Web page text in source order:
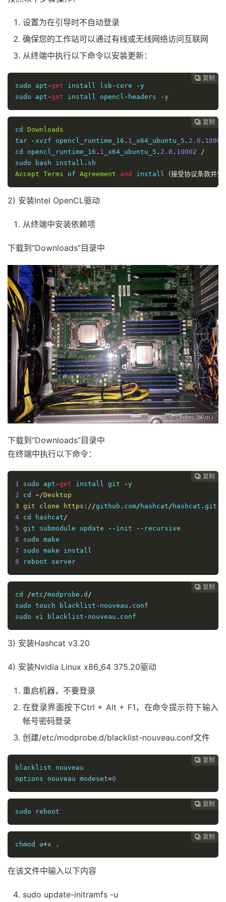
设置为在引导时不自动登录
确保您的工作站可以通过有线或无线网络访问互联网
从终端中执行以下命令以安装更新：
 复制
sudo apt -get install lsb - core -y
sudo apt -get install opencl - headers -y
 复制
cd Downloads
tar
-xvzf opencl_runtime_16 . 1 _x64_ubuntu_5 . 2.0 .
cd opencl_runtime_16 . 1 _x64_ubuntu_5 . 2.0 . 10002
/
sudo bash install .
Accept Terms of Agreement and install （接受协议条款并安
2) 安装Intel OpenCL驱动
从终端中安装依赖项
下载到“Downloads”目录中
下载到“Downloads”目录中
在终端中执行以下命令：
 复制
1 sudo apt -get install git -
2 cd ~/Desktop
3 git clone https://github . com/ hashcat/ hashcat .
4 cd hashcat/
5 git submodule update -- init --
6
7
8 reboot server
 复制
cd /etc/modprobe . d /
sudo touch blacklist - nouveau . conf
sudo vi blacklist - nouveau . conf
3) 安装Hashcat v3.20
4) 安装Nvidia Linux x86_64 375.20驱动
重启机器，不要登录
在登录界面按下Ctrl + Alt + F1，在命令提示符下输入
帐号密码登录
创建/etc/modprobe.d/blacklist-nouveau.conf文件
 复制
blacklist nouveau
options nouveau modeset=0
 复制
sudo reboot
 复制
chmod a+x .
在该文件中输入以下内容
sudo update-initramfs -u